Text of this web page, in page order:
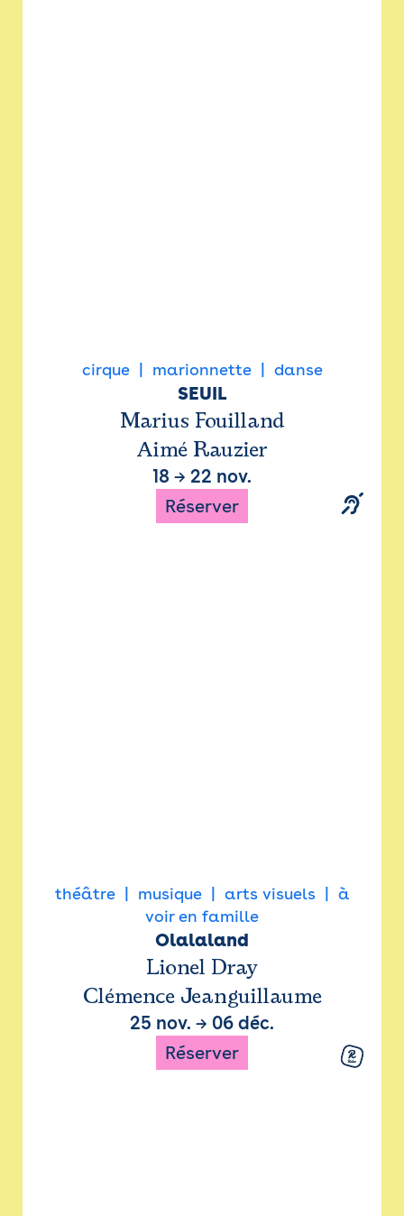
cirque marionnette danse
SEUIL
Marius Fouilland
Aimé Rauzier
18 → 22 nov.
Réserver
théâtre musique arts visuels
à
voir en famille
Olalaland
Lionel Dray
Clémence Jeanguillaume
25 nov. → 06 déc.
Réserver